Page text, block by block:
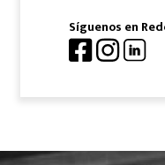
Síguenos en